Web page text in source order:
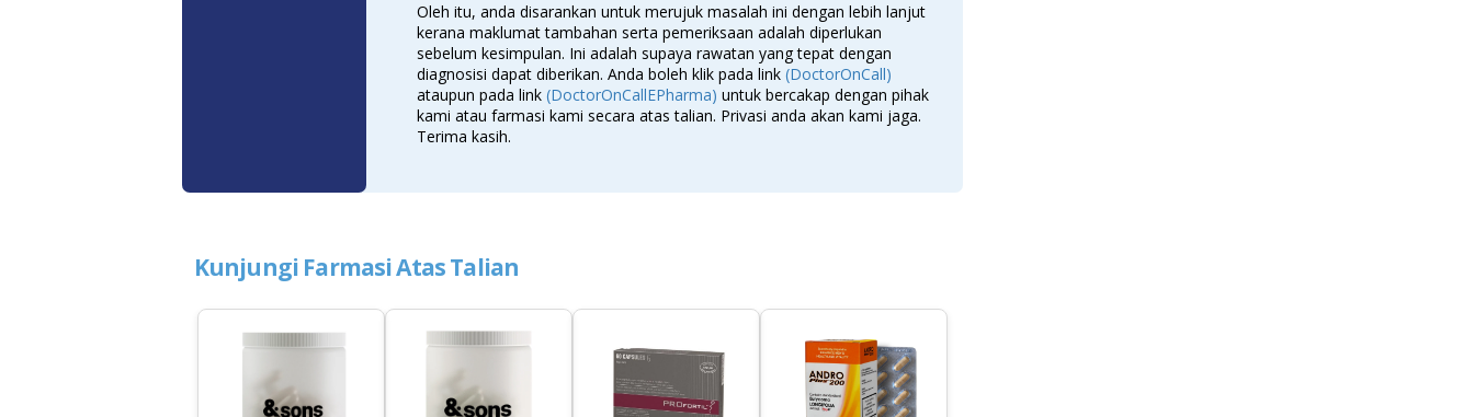
Oleh itu, anda disarankan untuk merujuk masalah ini dengan lebih lanjut
kerana maklumat tambahan serta pemeriksaan adalah diperlukan
sebelum kesimpulan. Ini adalah supaya rawatan yang tepat dengan
diagnosisi dapat diberikan. Anda boleh klik pada link (DoctorOnCall)
ataupun pada link (DoctorOnCallEPharma) untuk bercakap dengan pihak
kami atau farmasi kami secara atas talian. Privasi anda akan kami jaga.
Terima kasih.
Kunjungi Farmasi Atas Talian